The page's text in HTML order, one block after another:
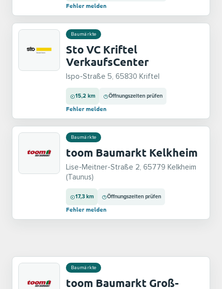
Fehler melden
Baumärkte
Sto VC Kriftel
VerkaufsCenter
Ispo-Straße 5, 65830 Kriftel
15,2 km Öffnungszeiten prüfen
Fehler melden
Baumärkte
toom Baumarkt Kelkheim
Lise-Meitner-Straße 2, 65779 Kelkheim
(Taunus)
17,3 km Öffnungszeiten prüfen
Fehler melden
Baumärkte
toom Baumarkt Groß-